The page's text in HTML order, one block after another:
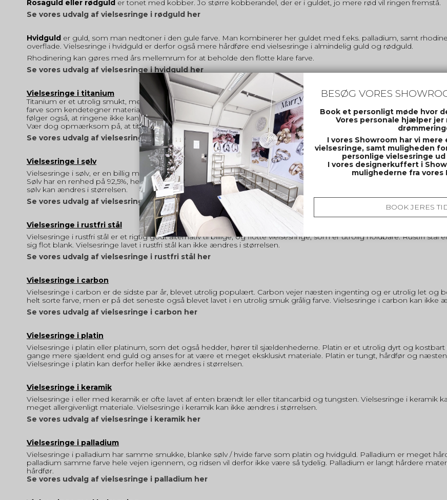
Rosaguld eller rødguld er tonet med kobber. Jo større kobberandel, der er i guldet, jo mere rød vil ringen fremstå.
Se vores udvalg af vielsesringe i rødguld her
Hvidguld er guld, som man nedtoner i den gule farve. Man kombinerer her guldet med f.eks. palladium, samt
overflade. Vielsesringe i hvidguld er derfor også mere hårdføre end vielsesringe i almindelig guld og rødguld.
Rhodinering kan gøres med års mellemrum for at beholde den flotte klare farve.
Se vores udvalg af vielsesringe i hvidguld her
Vielsesringe i titanium
Titanium er et utrolig smukt, men også meget hårdført materiale. Titanium er allergivenligt og et materiale, som er
farve som kendetegner materialet. Ved hårdt fysisk arbejde, eller hvor ringen er meget udsat, vil titanium være et
følger også, at ringene ikke kan ændres i størrelsen efterfølgende.
Vær dog opmærksom på, at titanium IKKE er umuligt at ridse, det vil ske, selvom materialet er noget mere hårdfør
Se vores udvalg af vielsesringe i titanium her
Vielsesringe i sølv
Vielsesringe i sølv, er en billig mulighed for et sæt flotte vielsesringe med en god holdbarhed. Sølv er klassisk og
Sølv har en renhed på 92,5%, heraf 925 stemplet i alle sterling sølv smykker. Sølv er blødere materiale end titanium
sølv kan ændres i størrelsen.
Se vores udvalg af vielsesringe i sølv her
Vielsesringe i rustfri stål
Vielsesringe i rustfri stål er et rigtig godt alternativ til billige, og flotte vielsesringe, som er utrolig holdbare. Rustfri
sig flot blank. Vielsesringe lavet i rustfri stål kan ikke ændres i størrelsen.
Se vores udvalg af vielsesringe i rustfri stål her
Vielsesringe i carbon
Vielsesringe i carbon er de sidste par år, blevet utrolig populært. Carbon vejer næsten ingenting og er utrolig let og
helt sorte farve, men er på det seneste også blevet lavet i en utrolig smuk grålig farve. Vielsesringe i carbon kan ikke
Se vores udvalg af vielsesringe i carbon her
Vielsesringe i platin
Vielsesringe i platin eller platinum, som det også hedder, hører til sjældenhederne. Platin er et utrolig dyrt og
gange mere sjældent end guld og anses for at være et meget eksklusivt materiale. Platin er tungt, hårdfør og
Vielsesringe i platin kan derfor heller ikke ændres i størrelsen.
Vielsesringe i keramik
Vielsesringe i eller med keramik er ofte lavet af enten brændt ler eller titancarbid og tungsten. Vielsesringe i keramik
meget allergivenligt materiale. Vielsesringe i keramik kan ikke ændres i størrelsen.
Se vores udvalg af vielsesringe i keramik her
Vielsesringe i palladium
Vielsesringe i palladium har samme smukke, blanke sølv / hvide farve som platin og hvidguld. Palladium er meget
palladium samme farve hele vejen igennem, og ridsen vil derfor ikke være så tydelig. Palladium er langt hårdere
hårdfør.
Se vores udvalg af vielsesringe i palladium her
BESØG VORES
Book et personligt møde hvor
Vores personale hjælper jer
I vores Showroom har vi mere
vielsesringe, samt muligheden
personlige vielsesringe
I vores designerkuffert i
mulighederne fra vores
BOOK JERES